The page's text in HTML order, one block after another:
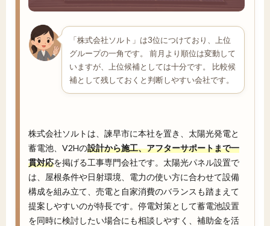
「株式会社ソルト」は3位につけており、上位
グループの一角です。 前月より順位は変動して
いますが、上位候補としては十分です。 比較候
補として残しておくと判断しやすい会社です。
株式会社ソルトは、諫早市に本社を置き、太陽光発電と
蓄電池、V2Hの設計から施工、アフターサポートまで一
貫対応を掲げる工事専門会社です。太陽光パネル設置で
は、屋根条件や日射環境、電力の使い方に合わせて設備
構成を組み立て、売電と自家消費のバランスも踏まえて
提案しやすいのが特長です。停電対策として蓄電池設置
を同時に検討したい場合にも相談しやすく、補助金を活